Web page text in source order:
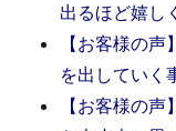
出るほど嬉し
【お客様の
を出していく
【お客様の